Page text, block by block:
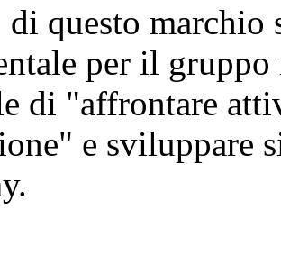
questo marchio
per il
di "affrontare
e sviluppare